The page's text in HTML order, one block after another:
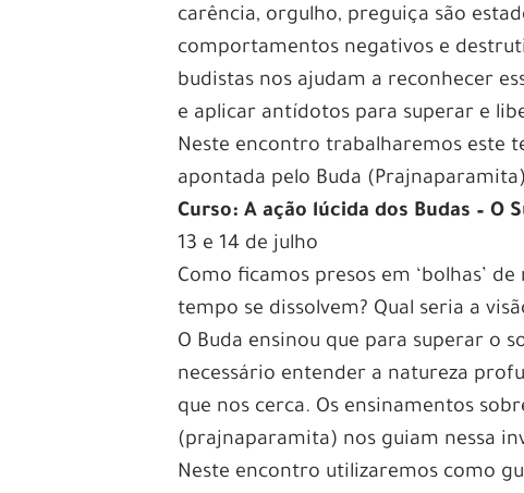
carência, orgulho, preguiça são
comportamentos negativos e
budistas nos ajudam a reconhecer
e aplicar antídotos para superar e
Neste encontro trabalharemos este
apontada pelo Buda
Curso: A ação lúcida dos Budas – O
13 e 14 de julho
Como ficamos presos em ‘bolhas’
tempo se dissolvem? Qual seria a
O Buda ensinou que para superar o
necessário entender a natureza
que nos cerca. Os ensinamentos
(prajnaparamita) nos guiam nessa
Neste encontro utilizaremos como